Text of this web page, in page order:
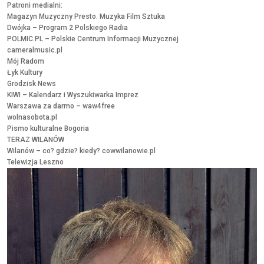
Patroni medialni:
Magazyn Muzyczny Presto. Muzyka Film Sztuka
Dwójka – Program 2 Polskiego Radia
POLMIC.PL – Polskie Centrum Informacji Muzycznej
cameralmusic.pl
Mój Radom
Łyk Kultury
Grodzisk News
KIWI – Kalendarz i Wyszukiwarka Imprez
Warszawa za darmo – waw4free
wolnasobota.pl
Pismo kulturalne Bogoria
TERAZ WILANÓW
Wilanów – co? gdzie? kiedy? cowwilanowie.pl
Telewizja Leszno